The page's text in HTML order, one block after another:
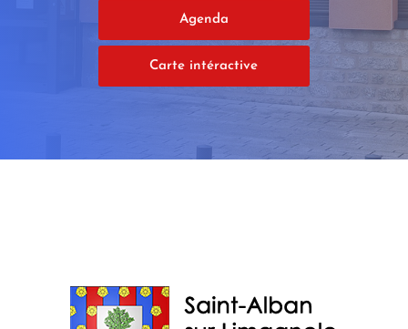
Agenda
Carte intéractive